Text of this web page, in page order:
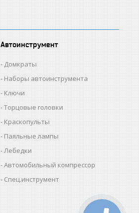
Автоинструмент
Домкраты
Наборы автоинструмента
Ключи
Торцовые головки
Краскопульты
Паяльные лампы
Лебедки
Автомобильный компрессор
Спец.инструмент